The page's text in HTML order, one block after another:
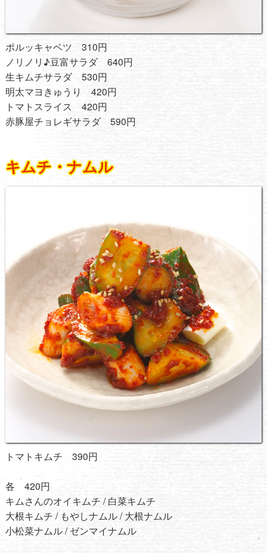
ポルッキャベツ 310円
ノリノリ♪豆富サラダ 640円
生キムチサラダ 530円
明太マヨきゅうり 420円
トマトスライス 420円
赤豚屋チョレギサラダ 590円
キムチ・ナムル
トマトキムチ 390円
各 420円
キムさんのオイキムチ / 白菜キムチ
大根キムチ / もやしナムル / 大根ナムル
小松菜ナムル / ゼンマイナムル